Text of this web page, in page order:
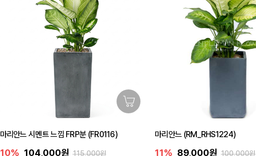
마리안느 시멘트 느낌 FRP분 (FR0116)
10% 104,000원 115,000원
마리안느 (RM_RHS1224)
11% 89,000원 100,000원